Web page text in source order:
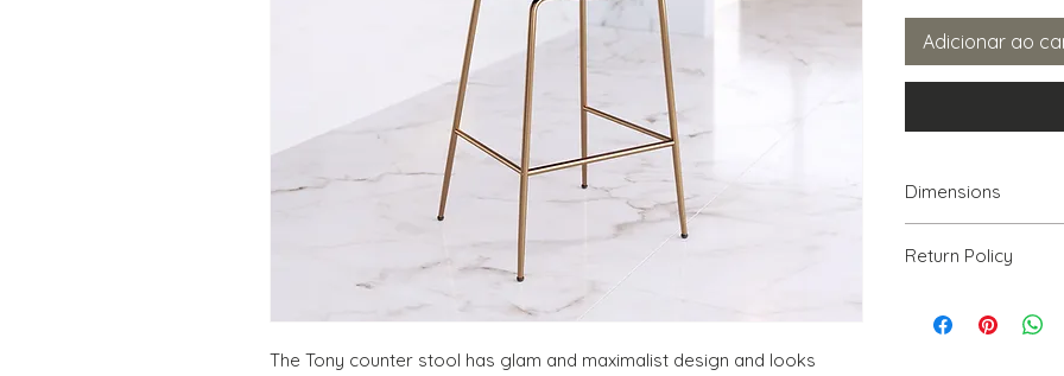
The Tony counter stool has glam and maximalist design and looks
Adicionar ao
Dimensions
Return Policy
PRODUCT, THAT IS